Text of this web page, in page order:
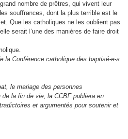
nombre de prêtres, qui vivent leur
souffrances, dont la plus terrible est le
Que les catholiques ne les oublient pas
serait l’une des manières de faire droit
la Conférence catholique des baptisé-e-s
le mariage des personnes
la fin de vie, la CCBF publiera en
et argumentés pour soutenir et